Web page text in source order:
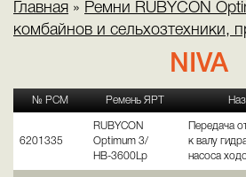
Главная » Ремни RUBYCON
комбайнов и сельхозтехники,
NIVA
№ РСМ Ремень ЯРТ
6201335
RUBYCON
Optimum 3/
НВ-3600Lp
Передача
к валу
насоса